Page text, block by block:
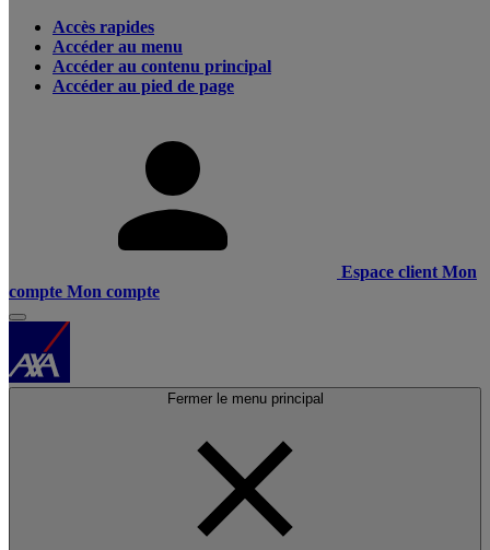
Accès rapides
Accéder au menu
Accéder au contenu principal
Accéder au pied de page
Espace client Mon
compte Mon compte
Fermer le menu principal